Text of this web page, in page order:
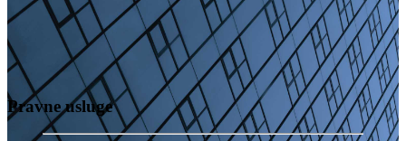
Pravne usluge